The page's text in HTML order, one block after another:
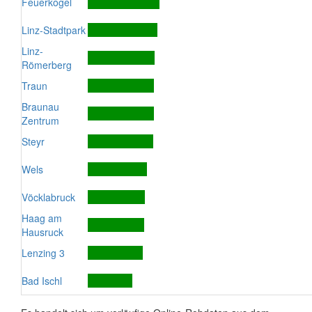
Linz-Stadtpark
Linz-
Römerberg
Traun
Braunau
Zentrum
Steyr
Wels
Vöcklabruck
Haag am
Hausruck
Lenzing 3
Bad Ischl